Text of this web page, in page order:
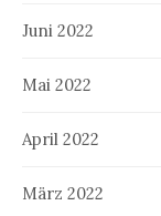
Juni 2022
Mai 2022
April 2022
März 2022